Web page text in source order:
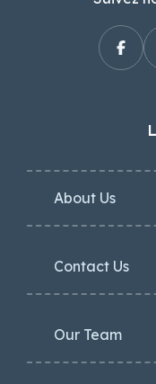
About Us
Contact Us
Our Team